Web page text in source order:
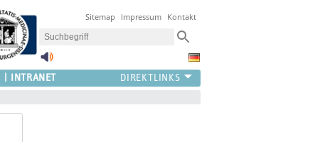
Sitemap Impressum Kontakt
INTRANET